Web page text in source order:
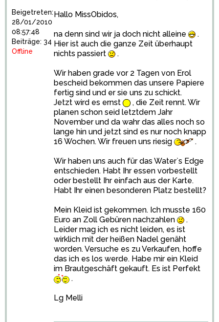
Beigetreten:
28/01/2010
08:57:48
Beiträge: 34
Offline
Hallo MissObidos,
na denn sind wir ja doch nicht alleine
.
Hier ist auch die ganze Zeit überhaupt
nichts passiert
.
Wir haben grade vor 2 Tagen von Erol
bescheid bekommen das unsere Papiere
fertig sind und er sie uns zu schickt.
Jetzt wird es ernst
, die Zeit rennt. Wir
planen schon seid letztdem Jahr
November und da wahr das alles noch so
lange hin und jetzt sind es nur noch knapp
16 Wochen. Wir freuen uns riesig
.
Wir haben uns auch für das Water`s Edge
entschieden. Habt Ihr essen vorbestellt
oder bestellt Ihr einfach aus der Karte.
Habt Ihr einen besonderen Platz bestellt?
Mein Kleid ist gekommen. Ich musste 160
Euro an Zoll Gebüren nachzahlen
.
Leider mag ich es nicht leiden, es ist
wirklich mit der heißen Nadel genäht
worden. Versuche es zu Verkaufen, hoffe
das ich es los werde. Habe mir ein Kleid
im Brautgeschäft gekauft. Es ist Perfekt
.
Lg Melli